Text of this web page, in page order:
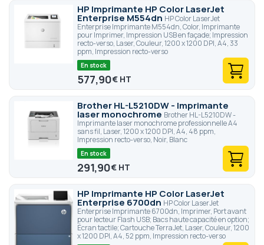
HP Imprimante HP Color LaserJet
Enterprise M554dn HP Color LaserJet
Enterprise Imprimante M554dn, Color, Imprimante
pour Imprimer, Impression USB en façade; Impression
recto-verso, Laser, Couleur, 1200 x 1200 DPI, A4, 33
ppm, Impression recto-verso
En stock
577,90€
Brother HL-L5210DW - Imprimante
laser monochrome Brother HL-L5210DW -
Imprimante laser monochrome professionnelle A4
sans fil, Laser, 1200 x 1200 DPI, A4, 48 ppm,
Impression recto-verso, Noir, Blanc
En stock
291,90€
HP Imprimante HP Color LaserJet
Enterprise 6700dn HP Color LaserJet
Enterprise Imprimante 6700dn, Imprimer, Port avant
pour lecteur Flash USB; Bacs haute capacité en option;
Écran tactile; Cartouche TerraJet, Laser, Couleur, 1200
x 1200 DPI, A4, 52 ppm, Impression recto-verso